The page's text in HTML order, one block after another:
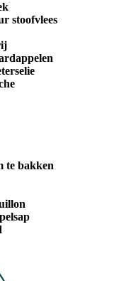
stoofvlees
te bakken